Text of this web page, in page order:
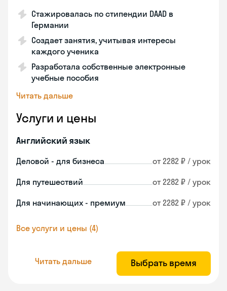
Стажировалась по стипендии DAAD в
Германии
Создает занятия, учитывая интересы
каждого ученика
Разработала собственные электронные
учебные пособия
Читать дальше
Услуги и цены
Английский язык
Деловой - для бизнеса от 2282 ₽ / урок
Для путешествий от 2282 ₽ / урок
Для начинающих - премиум от 2282 ₽ / урок
Все услуги и цены (4)
Читать дальше Выбрать время